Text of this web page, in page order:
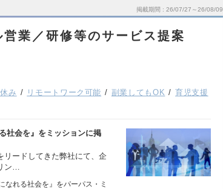
掲載期間 26/07/27～26/08/09
業／研修等のサービス提案
み リモートワーク可能 副業してもOK
育児支援
社会を』をミッションに掲
リードしてきた弊社にて、企
ン…
なれる社会を』をパーパス・ミ